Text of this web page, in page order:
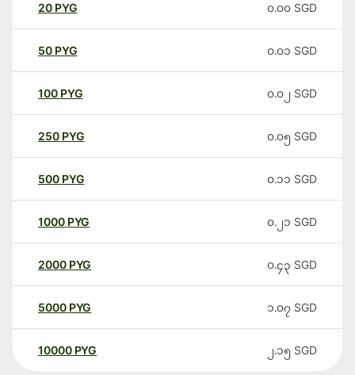
20 PYG ၀.၀၀ SGD
50 PYG ၀.၀၁ SGD
100 PYG ၀.၀၂ SGD
250 PYG ၀.၀၅ SGD
500 PYG ၀.၁၁ SGD
1000 PYG ၀.၂၁ SGD
2000 PYG ၀.၄၃ SGD
5000 PYG ၁.၀၇ SGD
10000 PYG ၂.၁၅ SGD